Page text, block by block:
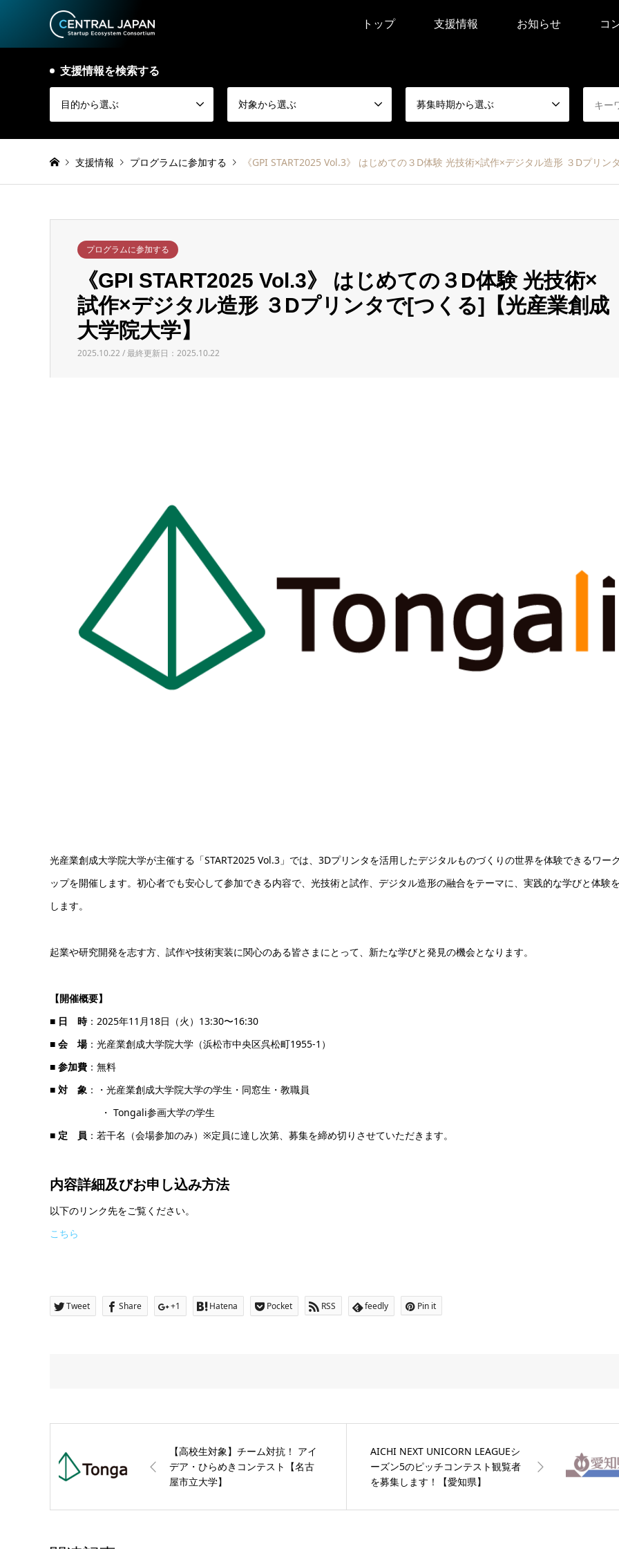
トップ 支援情報 お知らせ コ
支援情報を検索する
目的から選ぶ 対象から選ぶ 募集時期から選ぶ
支援情報 プログラムに参加する 《GPI START2025 Vol.3》 はじめての３D体験 光技術×試作×デジタル造形 ３Dプリン
プログラムに参加する
《GPI START2025 Vol.3》 はじめての３D体験 光技術×
試作×デジタル造形 ３Dプリンタで[つくる]【光産業創成
大学院大学】
2025.10.22 / 最終更新日：2025.10.22
光産業創成大学院大学が主催する「START2025 Vol.3」では、3Dプリンタを活用したデジタルものづくりの世界を体験できるワー
ップを開催します。初心者でも安心して参加できる内容で、光技術と試作、デジタル造形の融合をテーマに、実践的な学びと体験
します。
起業や研究開発を志す方、試作や技術実装に関心のある皆さまにとって、新たな学びと発見の機会となります。
【開催概要】
■ 日 時：2025年11月18日（火）13:30〜16:30
■ 会 場：光産業創成大学院大学（浜松市中央区呉松町1955-1）
■ 参加費 ：無料
■ 対 象 ：・光産業創成大学院大学の学生・同窓生・教職員
・ Tongali参画大学の学生
■ 定 員 ：若干名（会場参加のみ）※定員に達し次第、募集を締め切りさせていただきます。
内容詳細及びお申し込み方法
以下のリンク先をご覧ください。
こちら
Tweet Share +1 Hatena Pocket RSS feedly Pin it
【高校生対象】チーム対抗！ アイ
デア・ひらめきコンテスト【名古
屋市立大学】
AICHI NEXT UNICORN LEAGUEシ
ーズン5のピッチコンテスト観覧者
を募集します！【愛知県】